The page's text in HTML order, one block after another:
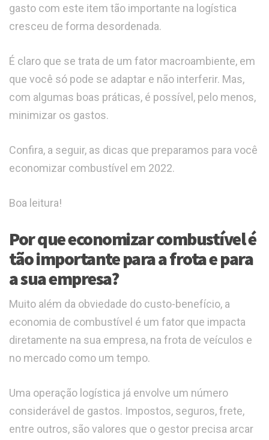
gasto com este item tão importante na logística
cresceu de forma desordenada.
É claro que se trata de um fator macroambiente, em
que você só pode se adaptar e não interferir. Mas,
com algumas boas práticas, é possível, pelo menos,
minimizar os gastos.
Confira, a seguir, as dicas que preparamos para você
economizar combustível em 2022.
Boa leitura!
Por que economizar combustível é
tão importante para a frota e para
a sua empresa?
Muito além da obviedade do custo-benefício, a
economia de combustível é um fator que impacta
diretamente na sua empresa, na frota de veículos e
no mercado como um tempo.
Uma operação logística já envolve um número
considerável de gastos. Impostos, seguros, frete,
entre outros, são valores que o gestor precisa arcar